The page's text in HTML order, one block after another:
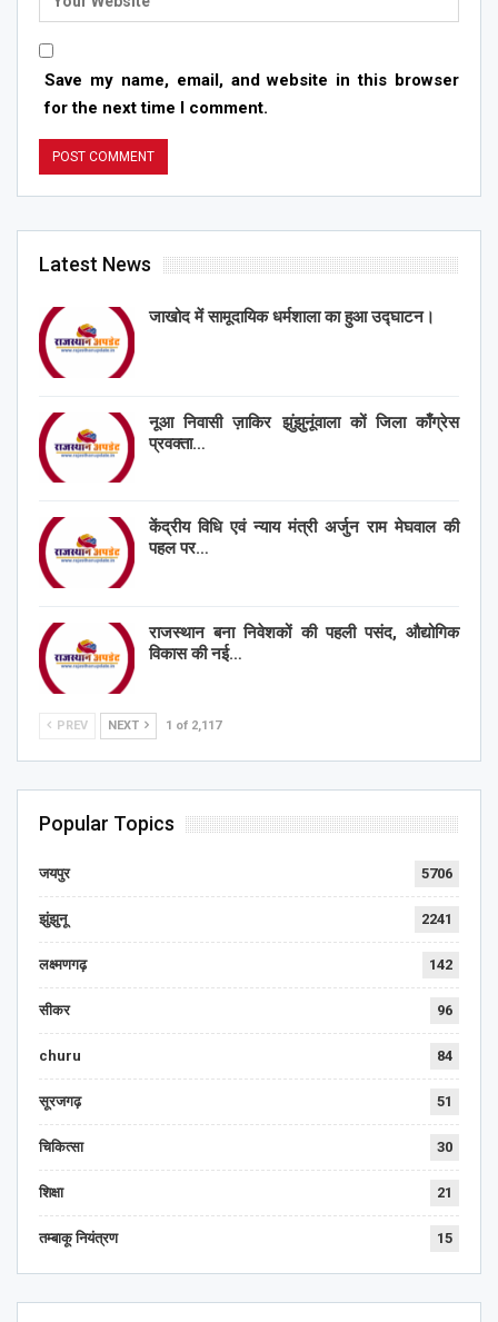
Save my name, email, and website in this browser
for the next time I comment.
Latest News
जाखोद में सामूदायिक धर्मशाला का हुआ उद्घाटन।
नूआ निवासी ज़ाकिर झुंझुनूंवाला कों जिला काँग्रेस
प्रवक्ता…
केंद्रीय विधि एवं न्याय मंत्री अर्जुन राम मेघवाल की
पहल पर…
राजस्थान बना निवेशकों की पहली पसंद, औद्योगिक
विकास की नई…
PREV NEXT 1 of 2,117
Popular Topics
जयपुर 5706
झुंझुनू 2241
लक्ष्मणगढ़ 142
सीकर 96
churu 84
सूरजगढ़ 51
चिकित्सा 30
शिक्षा 21
तम्बाकू नियंत्रण 15